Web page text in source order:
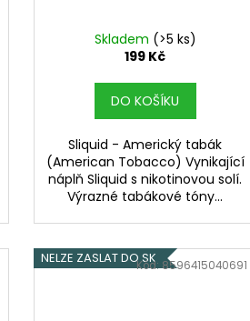
Skladem (>5 ks)
199 Kč
DO KOŠÍKU
Sliquid - Americký tabák
(American Tobacco) Vynikající
náplň Sliquid s nikotinovou solí.
Výrazné tabákové tóny...
NELZE ZASLAT DO SK
Kód:8596415040691